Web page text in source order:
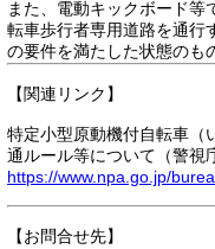
また、電動キックボード等
転車歩行者専用道路を通行
の要件を満たした状態のも
【関連リンク】
特定小型原動機付自転車（
通ルール等について（警視
https://www.npa.go.jp/
【お問合せ先】